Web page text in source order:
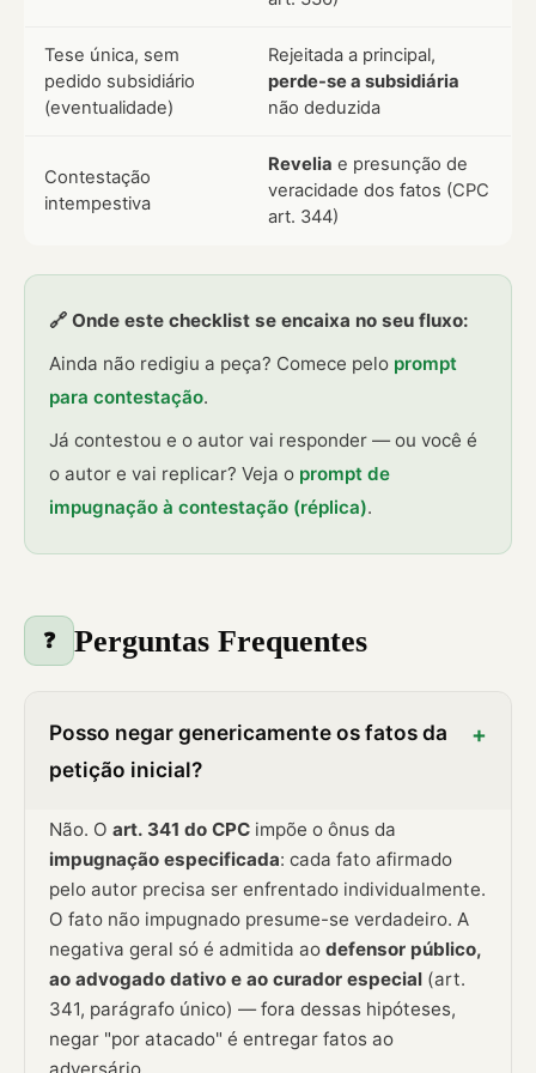
Tese única, sem
pedido subsidiário
(eventualidade)
Rejeitada a principal,
perde-se a subsidiária
não deduzida
Contestação
intempestiva
Revelia e presunção de
veracidade dos fatos (CPC
art. 344)
🔗 Onde este checklist se encaixa no seu fluxo:
Ainda não redigiu a peça? Comece pelo prompt
para contestação.
Já contestou e o autor vai responder — ou você é
o autor e vai replicar? Veja o prompt de
impugnação à contestação (réplica).
❓ Perguntas Frequentes
Posso negar genericamente os fatos da
petição inicial?
+
Não. O art. 341 do CPC impõe o ônus da
impugnação especificada: cada fato afirmado
pelo autor precisa ser enfrentado individualmente.
O fato não impugnado presume-se verdadeiro. A
negativa geral só é admitida ao defensor público,
ao advogado dativo e ao curador especial (art.
341, parágrafo único) — fora dessas hipóteses,
negar "por atacado" é entregar fatos ao